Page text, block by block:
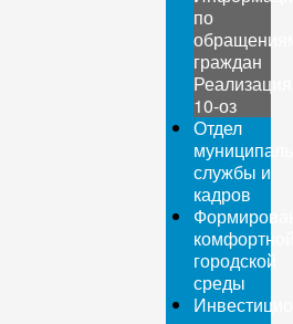
по
граждан
Реализация
10-оз
Отдел
службы и
кадров
городской
среды